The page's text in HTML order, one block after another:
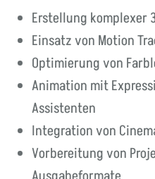
Erstellung komplexer
Einsatz von Motion
Optimierung von
Animation mit
Assistenten
Integration von
Vorbereitung von